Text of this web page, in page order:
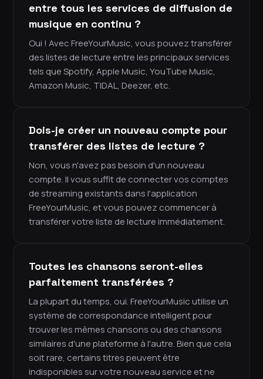
entre tous les services de diffusion de
musique en continu ?
Oui ! Avec FreeYourMusic, vous pouvez transférer
des listes de lecture entre les principaux services
tels que Spotify, Apple Music, YouTube Music,
Amazon Music, TIDAL, Deezer, etc.
Dois-je créer un nouveau compte pour
transférer des listes de lecture ?
Non, vous n'avez pas besoin d'un nouveau
compte. Il vous suffit de connecter vos comptes
de streaming existants dans l'application
FreeYourMusic, et vous pouvez commencer à
transférer votre liste de lecture immédiatement.
Toutes les chansons seront-elles
parfaitement transférées ?
La plupart du temps, oui. FreeYourMusic utilise un
système de correspondance intelligent pour
trouver les mêmes chansons ou des chansons
similaires d'une plateforme à l'autre. Bien que cela
soit rare, certains titres peuvent être
indisponibles sur votre nouveau service et ne